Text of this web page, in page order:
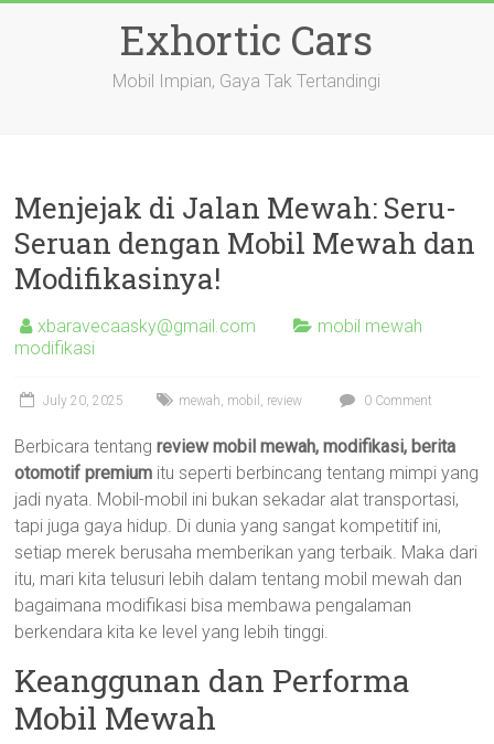
Exhortic Cars
Mobil Impian, Gaya Tak Tertandingi
Menjejak di Jalan Mewah: Seru-
Seruan dengan Mobil Mewah dan
Modifikasinya!
xbaravecaasky@gmail.com
mobil mewah
modifikasi
July 20, 2025 mewah, mobil , review 0 Comment
Berbicara tentangreview mobil mewah, modifikasi, berita
otomotif premium itu seperti berbincang tentang mimpi yang
jadi nyata. Mobil-mobil ini bukan sekadar alat transportasi,
tapi juga gaya hidup. Di dunia yang sangat kompetitif ini,
setiap merek berusaha memberikan yang terbaik. Maka dari
itu, mari kita telusuri lebih dalam tentang mobil mewah dan
bagaimana modifikasi bisa membawa pengalaman
berkendara kita ke level yang lebih tinggi.
Keanggunan dan Performa
Mobil Mewah